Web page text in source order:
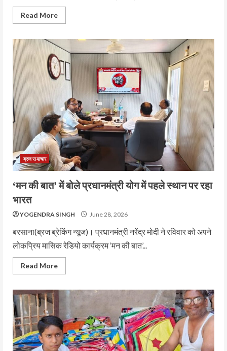
Read More
ब्रज समाचार
‘मन की बात’ में बोले प्रधानमंत्री योग में पहले स्थान पर रहा
भारत
YOGENDRA SINGH June 28, 2026
बरसाना(ब्रज ब्रेकिंग न्यूज)। प्रधानमंत्री नरेंद्र मोदी ने रविवार को अपने
लोकप्रिय मासिक रेडियो कार्यक्रम ‘मन की बात’...
Read More